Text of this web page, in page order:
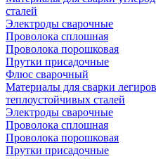
сталей
Электроды сварочные
Проволока сплошная
Проволока порошковая
Прутки присадочные
Флюс сварочный
Материалы для сварки
теплоустойчивых сталей
Электроды сварочные
Проволока сплошная
Проволока порошковая
Прутки присадочные